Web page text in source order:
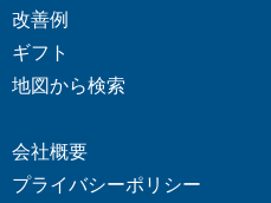
改善例
ギフト
地図から検索
会社概要
プライバシーポリシー